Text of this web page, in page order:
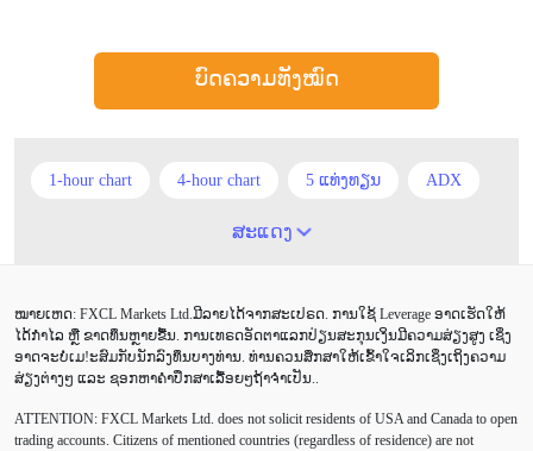
ບົດຄວາມທັງໝົດ
1-hour chart 4-hour chart 5 ແທ່ງທຽນ ADX
Alexander Elder
Buy Stop CAD CHF COVID-19 CPI
Canadian dollar Charles Dow
Chinese Yuan Correlation Matrix D1 DailyFX
ສະແດງ
ໝາຍເຫດ: FXCL Markets Ltd.ມີລາຍໄດ້ຈາກສະເປຣດ. ການໃຊ້ Leverage ອາດເຮັດໃຫ້
ໄດ້ກຳໄລ ຫຼື ຂາດທຶນຫຼາຍຂື້ນ. ການເທຣດອັດຕາແລກປ່ຽນສະກຸນເງິນມີຄວາມສ່ຽງສູງ ເຊິ່ງ
ອາດຈະບໍ່ເມ!ະສົມກັບນັກລົງທຶນບາງທ່ານ. ທ່ານຄວນສຶກສາໃຫ້ເຂົ້າໃຈເລິກເຊິ່ງເຖິງຄວາມ
ສ່ຽງຕ່າງໆ ແລະ ຊອກຫາຄຳປຶກສາເລື້ອຍໆຖ້າຈຳເປັນ..
ATTENTION: FXCL Markets Ltd. does not solicit residents of USA and Canada to open
trading accounts. Citizens of mentioned countries (regardless of residence) are not